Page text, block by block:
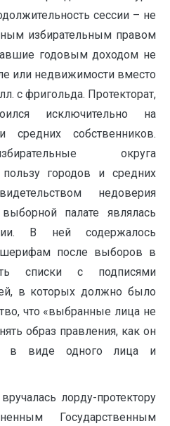
сессии – не
избирательным правом
годовым доходом не
или недвижимости вместо
с фригольда. Протекторат,
исключительно на
собственников.
округа
городов и средних
недоверия
палате являлась
В ней содержалось
после выборов в
списки с подписями
в которых должно было
что «выбранные лица не
образ правления, как он
в виде одного лица и
лорду-протектору
Государственным